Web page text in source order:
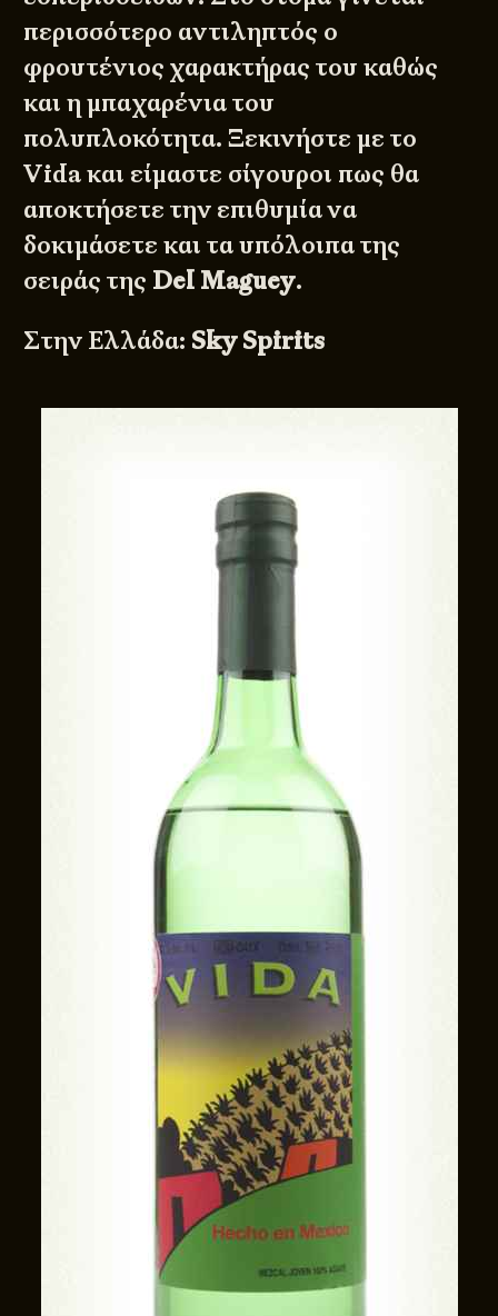
περισσότερο αντιληπτός ο
φρουτένιος χαρακτήρας του καθώς
και η μπαχαρένια του
πολυπλοκότητα. Ξεκινήστε με το
Vida και είμαστε σίγουροι πως θα
αποκτήσετε την επιθυμία να
δοκιμάσετε και τα υπόλοιπα της
σειράς της Del Maguey.
Στην Ελλάδα: Sky Spirits